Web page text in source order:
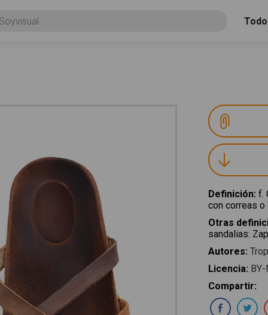
Todo
Definición: f.
con correas o
Otras
sandalias:
Autores:
Licencia:
Compartir: